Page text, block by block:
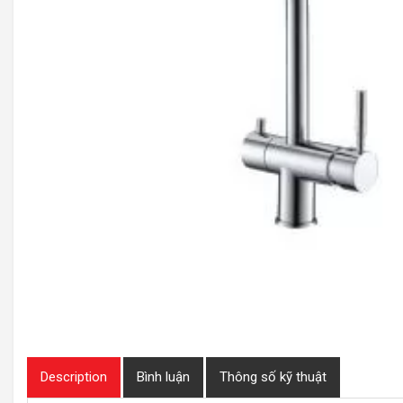
Description Bình luận Thông số kỹ thuật